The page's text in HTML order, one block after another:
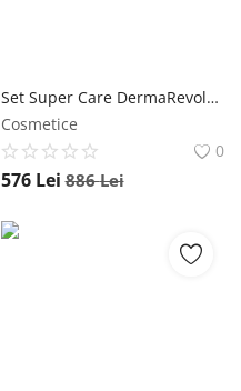
Set Super Care DermaRevolution ten normal/uscat Wawa Fresh Cosmetics
Cosmetice
0
576 Lei 886Lei